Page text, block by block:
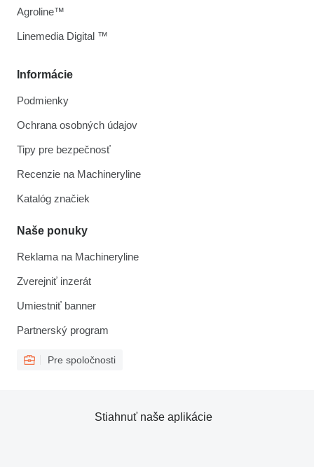
Informácie
Podmienky
Ochrana osobných údajov
Tipy pre bezpečnosť
Recenzie na Machineryline
Katalóg značiek
Naše ponuky
Reklama na Machineryline
Zverejniť inzerát
Umiestniť banner
Partnerský program
Pre spoločnosti
Agroline™
Linemedia Digital ™
Stiahnuť naše aplikácie